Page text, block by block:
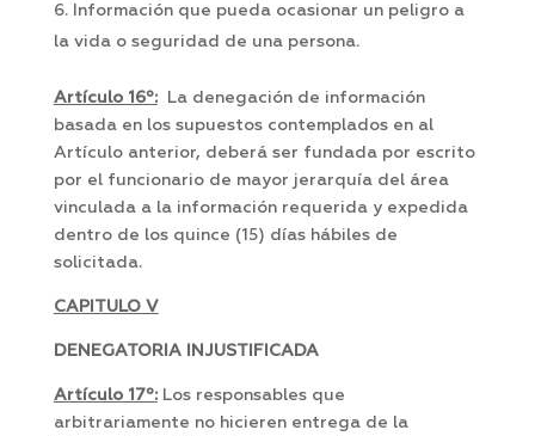
Información que pueda ocasionar un peligro a
la vida o seguridad de una persona.
Artículo 16º:La denegación de información
basada en los supuestos contemplados en al
Artículo anterior, deberá ser fundada por escrito
por el funcionario de mayor jerarquía del área
vinculada a la información requerida y expedida
dentro de los quince (15) días hábiles de
solicitada.
CAPITULO V
DENEGATORIA INJUSTIFICADA
Artículo 17º:Los responsables que
arbitrariamente no hicieren entrega de la